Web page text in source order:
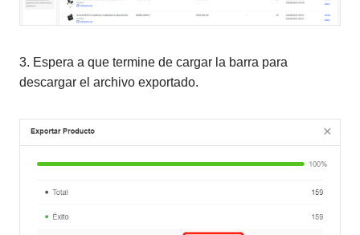
3. Espera a que termine de cargar la barra para
descargar el archivo exportado.